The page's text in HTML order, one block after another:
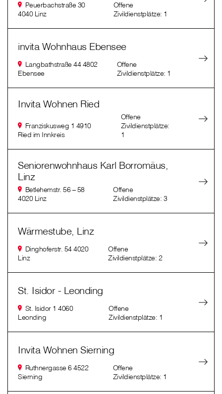
Peuerbachstraße 30
4040 Linz
Offene
Zivildienstplätze: 1
invita Wohnhaus Ebensee
Langbathstraße 44 4802
Ebensee
Offene
Zivildienstplätze: 1
Invita Wohnen Ried
Franziskusweg 1 4910
Ried im Innkreis
Offene
Zivildienstplätze:
1
Seniorenwohnhaus Karl Borromäus,
Linz
Betlehemstr. 56 – 58
4020 Linz
Offene
Zivildienstplätze: 3
Wärmestube, Linz
Dinghoferstr. 54 4020
Linz
Offene
Zivildienstplätze: 2
St. Isidor - Leonding
St. Isidor 1 4060
Leonding
Offene
Zivildienstplätze: 1
Invita Wohnen Sierning
Ruthnergasse 6 4522
Sierning
Offene
Zivildienstplätze: 1